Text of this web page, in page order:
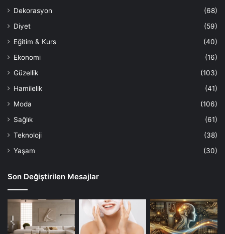
Dekorasyon
(68)
Diyet
(59)
Eğitim & Kurs
(40)
Ekonomi
(16)
Güzellik
(103)
Hamilelik
(41)
Moda
(106)
Sağlık
(61)
Teknoloji
(38)
Yaşam
(30)
Son Değiştirilen Mesajlar